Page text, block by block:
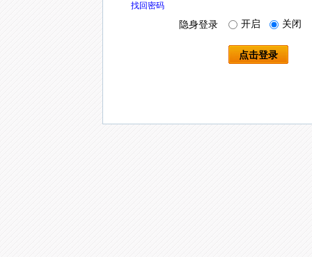
找回密码
隐身登录 开启 关闭
点击登录